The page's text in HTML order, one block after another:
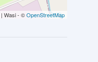
| Wasi - ©OpenStreetMap